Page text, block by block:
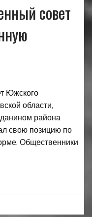
совет
Южского
области,
района
свою позицию по
Общественники